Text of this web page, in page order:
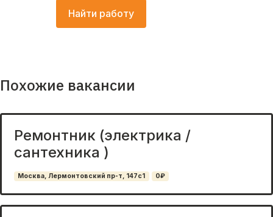
Найти работу
Похожие вакансии
Ремонтник (электрика /
сантехника )
Москва, Лермонтовский пр-т, 147с1 0₽